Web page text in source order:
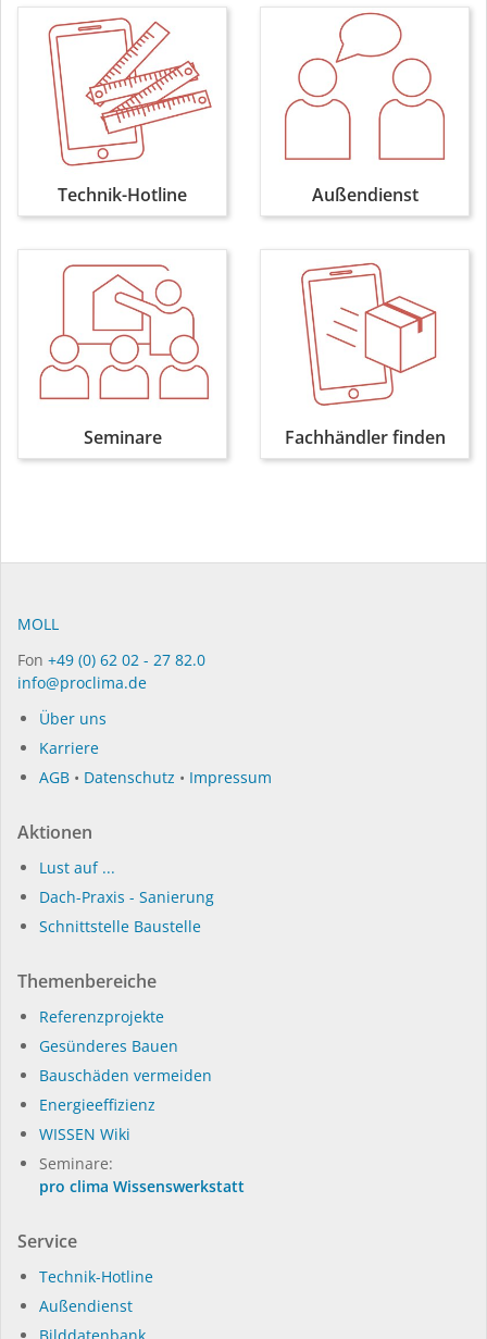
Technik-Hotline Außendienst
Seminare Fachhändler finden
MOLL
Fon +49 (0) 62 02 - 27 82.0
info@proclima.de
Über uns
Karriere
AGB • Datenschutz • Impressum
Aktionen
Lust auf ...
Dach-Praxis - Sanierung
Schnittstelle Baustelle
Themenbereiche
Referenzprojekte
Gesünderes Bauen
Bauschäden vermeiden
Energieeffizienz
WISSEN Wiki
Seminare:
pro clima Wissenswerkstatt
Service
Technik-Hotline
Außendienst
Bilddatenbank